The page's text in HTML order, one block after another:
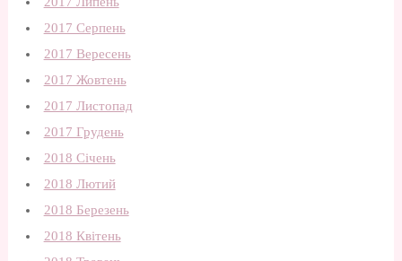
2017 Серпень
2017 Вересень
2017 Жовтень
2017 Листопад
2017 Грудень
2018 Січень
2018 Лютий
2018 Березень
2018 Квітень